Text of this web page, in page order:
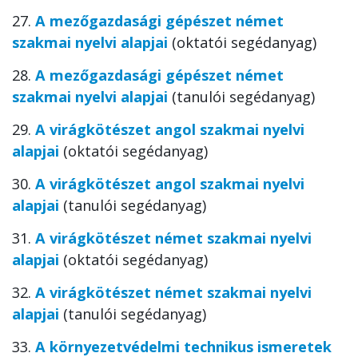
27. A mezőgazdasági gépészet német
szakmai nyelvi alapjai (oktatói segédanyag)
28. A mezőgazdasági gépészet német
szakmai nyelvi alapjai (tanulói segédanyag)
29. A virágkötészet angol szakmai nyelvi
alapjai (oktatói segédanyag)
30. A virágkötészet angol szakmai nyelvi
alapjai (tanulói segédanyag)
31. A virágkötészet német szakmai nyelvi
alapjai (oktatói segédanyag)
32. A virágkötészet német szakmai nyelvi
alapjai (tanulói segédanyag)
33. A környezetvédelmi technikus ismeretek